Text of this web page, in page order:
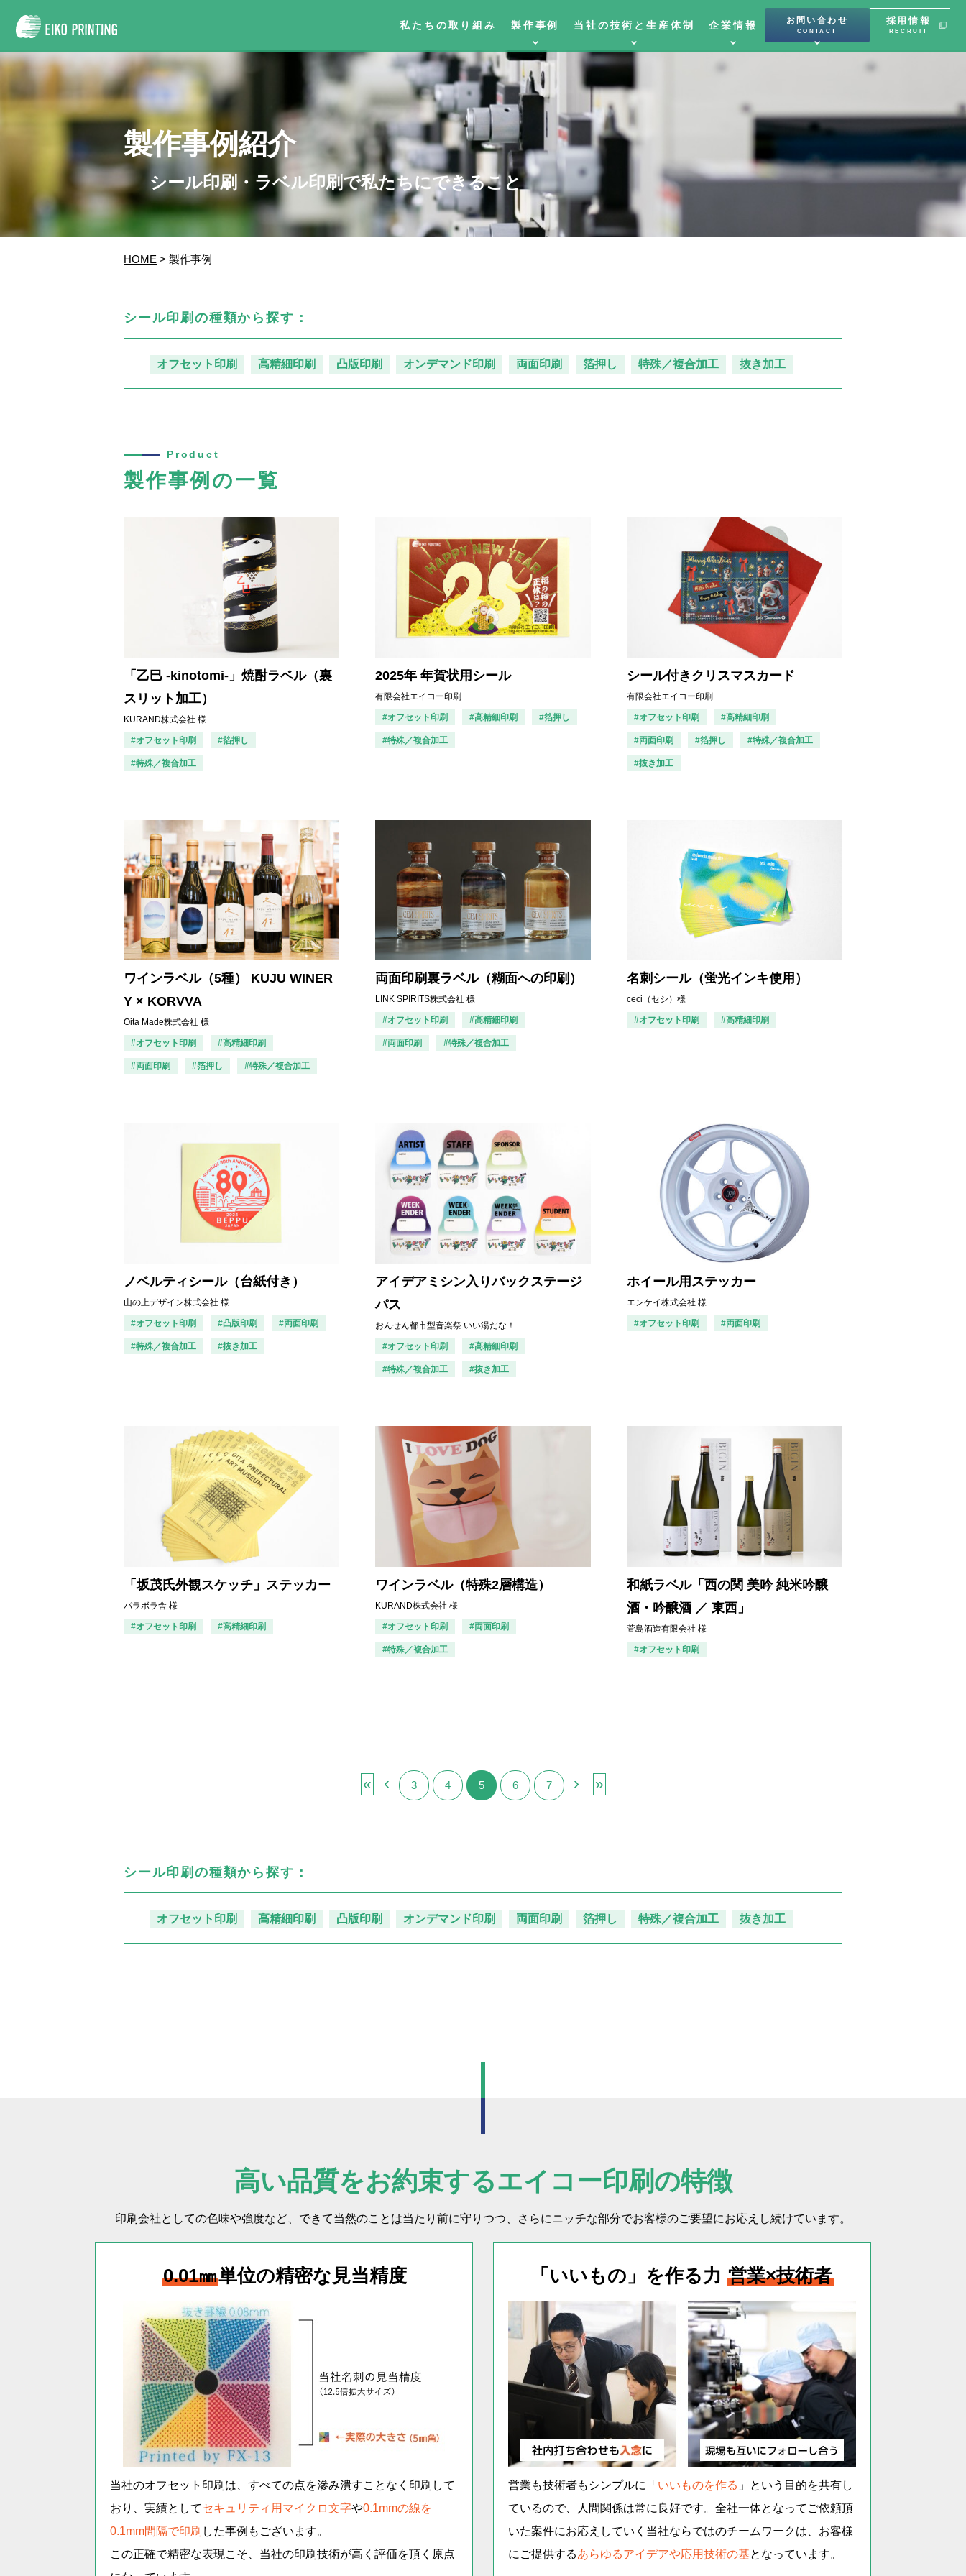
私たちの取り組み 製作事例 当社の技術と生産体制 企業情報 お問い合わせ
CONTACT
採用情報
RECRUIT
製作事例紹介
シール印刷・ラベル印刷で私たちにできること
HOME > 製作事例
シール印刷の種類から探す：
オフセット印刷 高精細印刷 凸版印刷 オンデマンド印刷 両面印刷 箔押し 特殊／複合加工 抜き加工
Product
製作事例の一覧
「乙巳 -kinotomi-」焼酎ラベル（裏
スリット加工）
KURAND株式会社 様
#オフセット印刷 #箔押し
#特殊／複合加工
2025年 年賀状用シール
有限会社エイコー印刷
#オフセット印刷 #高精細印刷 #箔押し
#特殊／複合加工
シール付きクリスマスカード
有限会社エイコー印刷
#オフセット印刷 #高精細印刷
#両面印刷 #箔押し #特殊／複合加工
#抜き加工
ワインラベル（5種） KUJU WINER
Y × KORVVA
Oita Made株式会社 様
#オフセット印刷 #高精細印刷
#両面印刷 #箔押し #特殊／複合加工
両面印刷裏ラベル（糊面への印刷）
LINK SPIRITS株式会社 様
#オフセット印刷 #高精細印刷
#両面印刷 #特殊／複合加工
名刺シール（蛍光インキ使用）
ceci（セシ）様
#オフセット印刷 #高精細印刷
ノベルティシール（台紙付き）
山の上デザイン株式会社 様
#オフセット印刷 #凸版印刷 #両面印刷
#特殊／複合加工 #抜き加工
アイデアミシン入りバックステージ
パス
おんせん都市型音楽祭 いい湯だな！
#オフセット印刷 #高精細印刷
#特殊／複合加工 #抜き加工
ホイール用ステッカー
エンケイ株式会社 様
#オフセット印刷 #両面印刷
「坂茂氏外観スケッチ」ステッカー
パラボラ舎 様
#オフセット印刷 #高精細印刷
ワインラベル（特殊2層構造）
KURAND株式会社 様
#オフセット印刷 #両面印刷
#特殊／複合加工
和紙ラベル「西の関 美吟 純米吟醸
酒・吟醸酒 ／ 東西」
萱島酒造有限会社 様
#オフセット印刷
« ‹ 3 4 5 6 7 › »
シール印刷の種類から探す：
オフセット印刷 高精細印刷 凸版印刷 オンデマンド印刷 両面印刷 箔押し 特殊／複合加工 抜き加工
高い品質をお約束するエイコー印刷の特徴
印刷会社としての色味や強度など、できて当然のことは当たり前に守りつつ、さらにニッチな部分でお客様のご要望にお応えし続けています。
0.01㎜単位の精密な見当精度
当社のオフセット印刷は、すべての点を滲み潰すことなく印刷して
おり、実績としてセキュリティ用マイクロ文字や0.1mmの線を
0.1mm間隔で印刷 した事例もございます。
この正確で精密な表現こそ、当社の印刷技術が高く評価を頂く原点
「いいもの」を作る力 営業×技術者
営業も技術者もシンプルに「 いいものを作る 」という目的を共有し
ているので、人間関係は常に良好です。全社一体となってご依頼頂
いた案件にお応えしていく当社ならではのチームワークは、お客様
にご提供するあらゆるアイデアや応用技術の基となっています。